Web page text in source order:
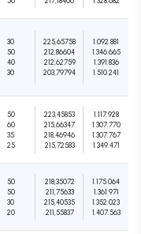
30
50
40
30
225,65758
212,86604
212,62759
203,79794
1.092.881
1.346.665
1.391.836
1.510.241
50
60
35
25
223,45853
215,66347
218,46946
215,72583
1.117.928
1.307.770
1.307.767
1.349.471
50
50
30
20
218,35072
211,75633
215,40535
211,55837
1.175.064
1.361.971
1.352.023
1.407.563